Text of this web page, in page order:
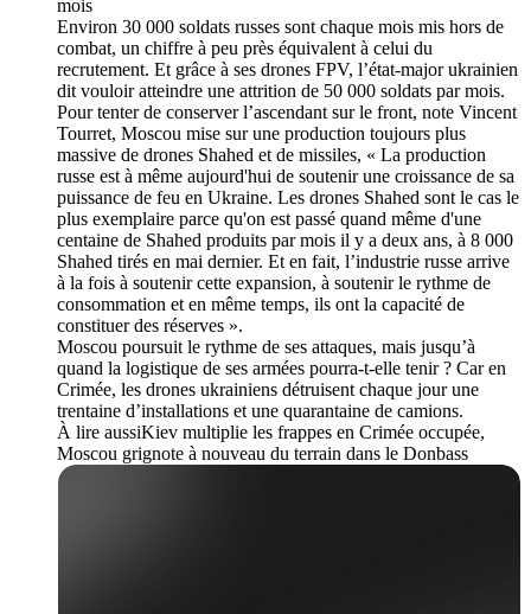
mois
Environ 30 000 soldats russes sont chaque mois mis hors de
combat, un chiffre à peu près équivalent à celui du
recrutement. Et grâce à ses drones FPV, l’état-major ukrainien
dit vouloir atteindre une attrition de 50 000 soldats par mois.
Pour tenter de conserver l’ascendant sur le front, note Vincent
Tourret, Moscou mise sur une production toujours plus
massive de drones Shahed et de missiles, « La production
russe est à même aujourd'hui de soutenir une croissance de sa
puissance de feu en Ukraine. Les drones Shahed sont le cas le
plus exemplaire parce qu'on est passé quand même d'une
centaine de Shahed produits par mois il y a deux ans, à 8 000
Shahed tirés en mai dernier. Et en fait, l’industrie russe arrive
à la fois à soutenir cette expansion, à soutenir le rythme de
consommation et en même temps, ils ont la capacité de
constituer des réserves ».
Moscou poursuit le rythme de ses attaques, mais jusqu’à
quand la logistique de ses armées pourra-t-elle tenir ? Car en
Crimée, les drones ukrainiens détruisent chaque jour une
trentaine d’installations et une quarantaine de camions.
À lire aussiKiev multiplie les frappes en Crimée occupée,
Moscou grignote à nouveau du terrain dans le Donbass